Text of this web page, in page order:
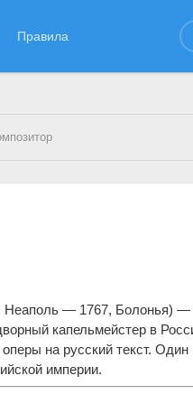
Правила
Неаполь — 1767, Болонья) —
капельмейстер в
на русский текст. Один
империи.